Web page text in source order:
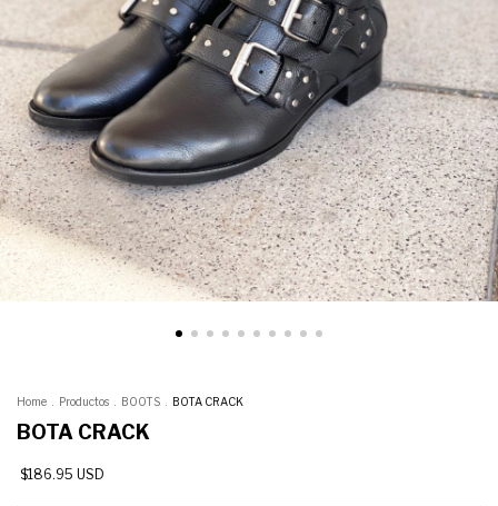
Home Productos BOOTS BOTA CRACK
BOTA CRACK
$186.95 USD